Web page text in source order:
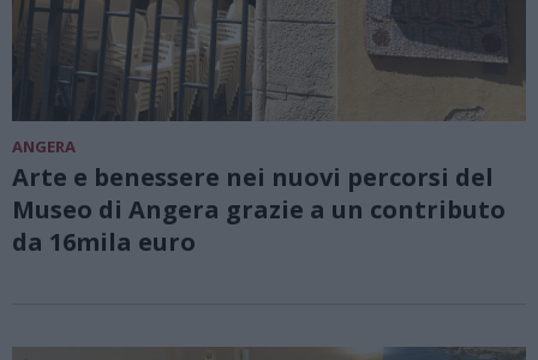
ANGERA
Arte e benessere nei nuovi percorsi del
Museo di Angera grazie a un contributo
da 16mila euro